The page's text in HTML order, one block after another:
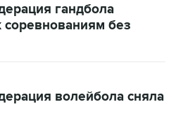
гандбола
соревнованиям без
волейбола сняла